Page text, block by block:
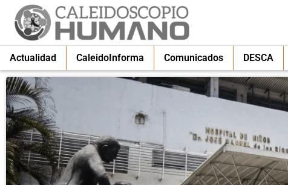
Actualidad CaleidoInforma Comunicados DESCA